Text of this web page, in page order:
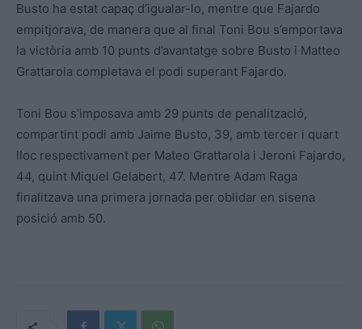
Busto ha estat capaç d’igualar-lo, mentre que Fajardo
empitjorava, de manera que al final Toni Bou s’emportava
la victòria amb 10 punts d’avantatge sobre Busto i Matteo
Grattarola completava el podi superant Fajardo.
Toni Bou s’imposava amb 29 punts de penalització,
compartint podi amb Jaime Busto, 39, amb tercer i quart
lloc respectivament per Mateo Grattarola i Jeroni Fajardo,
44, quint Miquel Gelabert, 47. Mentre Adam Raga
finalitzava una primera jornada per oblidar en sisena
posició amb 50.